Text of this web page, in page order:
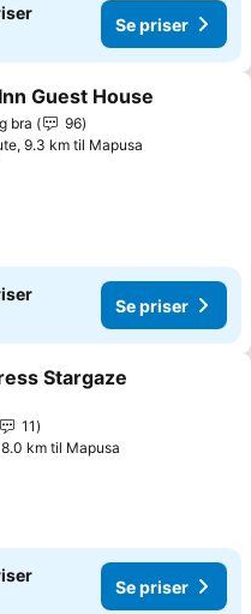
Se priser
til i favoritter
Guest House
bra
96
9.3 km til Mapusa
Se priser
til i favoritter
Stargaze
11
km til Mapusa
Se priser